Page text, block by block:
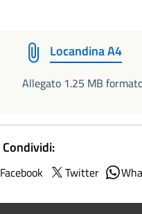
Locandina A4
Allegato 1.25 MB
Condividi:
Facebook Twitter